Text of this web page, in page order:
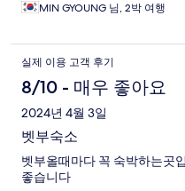
MIN GYOUNG 님, 2박 여행
실제 이용 고객 후기
8/10 - 매우 좋아요
2024년 4월 3일
벳부숙소
벳부올때마다 꼭 숙박하는곳
좋습니다